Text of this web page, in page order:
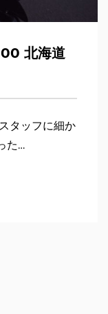
北海道
タッフに細か
た…